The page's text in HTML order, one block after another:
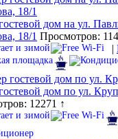
дом на ул.
18/1 Просмотров:
|
дом по ул.
12271 ↑